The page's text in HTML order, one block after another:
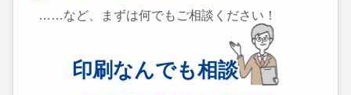
……など、まずは何でもご相談ください！
印刷なんでも相談